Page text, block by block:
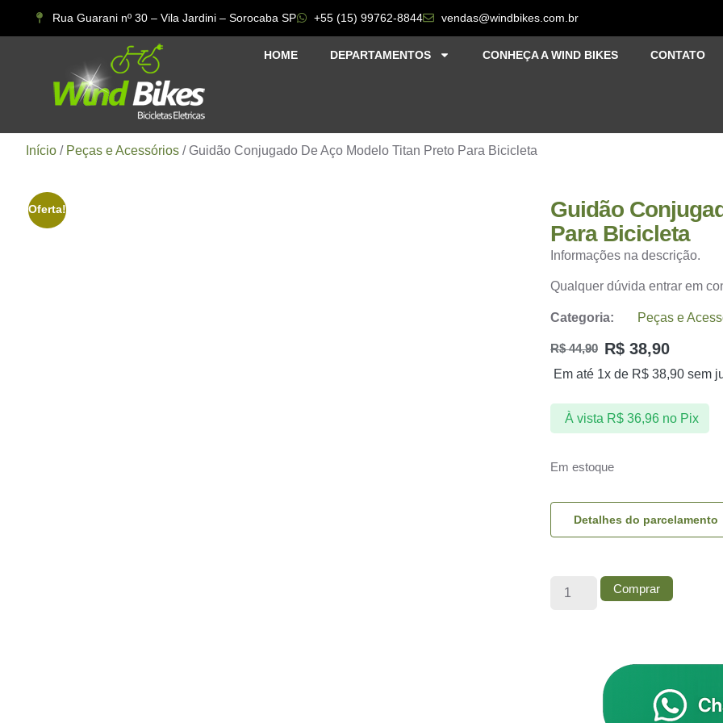
Rua Guarani nº 30 – Vila Jardini – Sorocaba SP +55 (15) 99762-8844 vendas@windbikes.com.br
HOME DEPARTAMENTOS CONHEÇA A WIND BIKES CONTATO
Início / Peças e Acessórios / Guidão Conjugado De Aço Modelo Titan Preto Para Bicicleta
Oferta!
Guidão
Para Bicicleta
Informações na descrição.
Qualquer dúvida entrar em
Categoria: Peças e
R$44,90 R$ 38,90
Em até 1x de R$ 38,90 sem
À vista R$36,96 no Pix
Em estoque
Detalhes do parcelamento
Comprar